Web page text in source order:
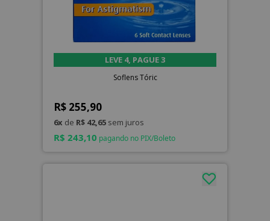
LEVE 4, PAGUE 3
Soflens Tóric
R$ 255,90
6x de R$ 42,65sem juros
R$ 243,10 pagando no PIX/Boleto